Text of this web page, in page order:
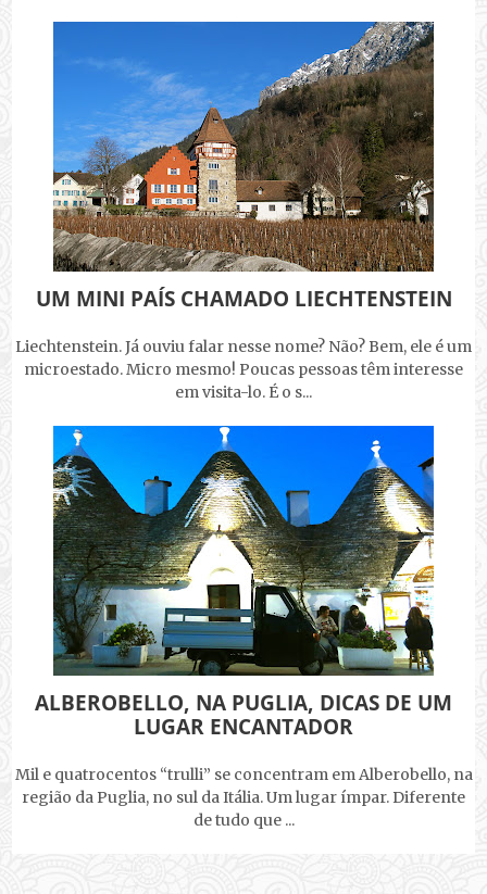
UM MINI PAÍS CHAMADO LIECHTENSTEIN
Liechtenstein. Já ouviu falar nesse nome? Não? Bem, ele é um
microestado. Micro mesmo! Poucas pessoas têm interesse
em visita-lo. É o s...
ALBEROBELLO, NA PUGLIA, DICAS DE UM
LUGAR ENCANTADOR
Mil e quatrocentos “trulli” se concentram em Alberobello, na
região da Puglia, no sul da Itália. Um lugar ímpar. Diferente
de tudo que ...